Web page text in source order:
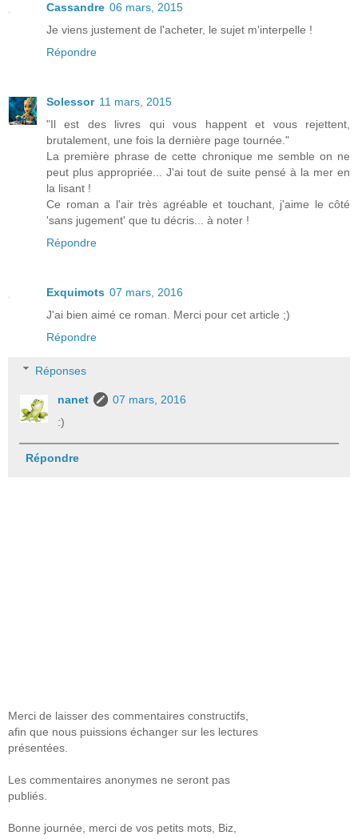
Cassandre 06 mars, 2015
Je viens justement de l'acheter, le sujet m'interpelle !
Répondre
Solessor 11 mars, 2015
"Il est des livres qui vous happent et vous rejettent,
brutalement, une fois la dernière page tournée."
La première phrase de cette chronique me semble on ne
peut plus appropriée... J'ai tout de suite pensé à la mer en
la lisant !
Ce roman a l'air très agréable et touchant, j'aime le côté
'sans jugement' que tu décris... à noter !
Répondre
Exquimots 07 mars, 2016
J'ai bien aimé ce roman. Merci pour cet article ;)
Répondre
Réponses
nanet
07 mars, 2016
:)
Répondre
Merci de laisser des commentaires constructifs,
afin que nous puissions échanger sur les lectures
présentées.
Les commentaires anonymes ne seront pas
publiés.
Bonne journée, merci de vos petits mots, Biz,